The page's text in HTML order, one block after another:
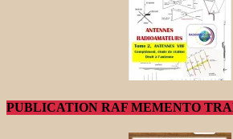
PUBLICATION RAF MEMENTO